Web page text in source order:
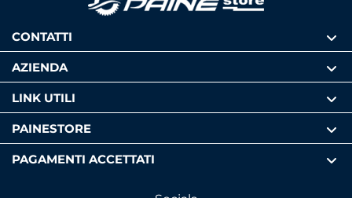
CONTATTI
AZIENDA
LINK UTILI
PAINESTORE
PAGAMENTI ACCETTATI